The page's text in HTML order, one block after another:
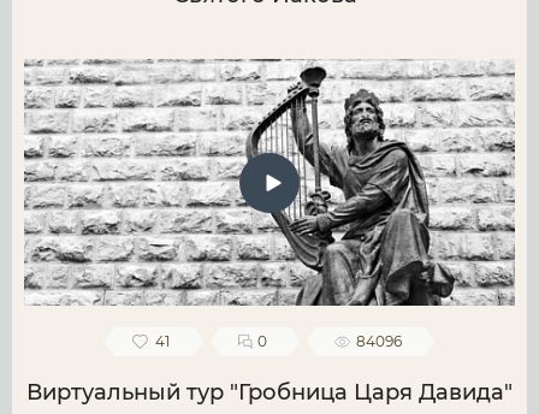
41 0 84096
Виртуальный тур "Гробница Царя Давида"